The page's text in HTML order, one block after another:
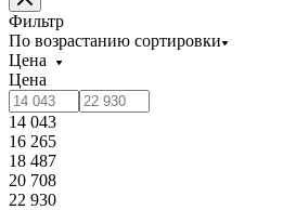
Фильтр
По возрастанию сортировки
Цена
Цена
14 043
16 265
18 487
20 708
22 930